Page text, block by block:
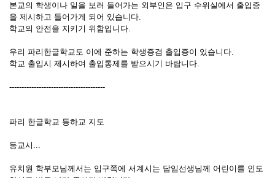
본교의 학생이나 일을 보러 들어가는 외부인은 입구 수위실에서 출입증
을 제시하고 들어가게 되어 있습니다.
학교의 안전을 지키기 위함입니다.
우리 파리한글학교도 이에 준하는 학생증겸 출입증이 있습니다.
학교 출입시 제시하여 출입통제를 받으시기 바랍니다.
---------------------------------------
파리 한글학교 등하교 지도
등교시...
유치원 학부모님께서는 입구쪽에 서계시는 담임선생님께 어린이를 인도